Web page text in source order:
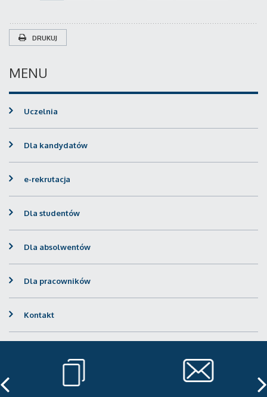
DRUKUJ
MENU
Uczelnia
Dla kandydatów
e-rekrutacja
Dla studentów
Dla absolwentów
Dla pracowników
Kontakt